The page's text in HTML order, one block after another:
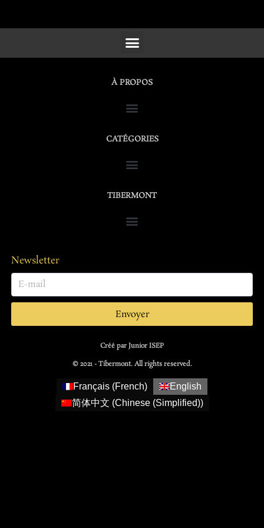
À PROPOS
CATÉGORIES
TIBERMONT
Newsletter
Envoyer
Créé par Junior ISEP
© 2021 - Tibermont. All rights reserved.
Français (French)
English
简体中文 (Chinese (Simplified))